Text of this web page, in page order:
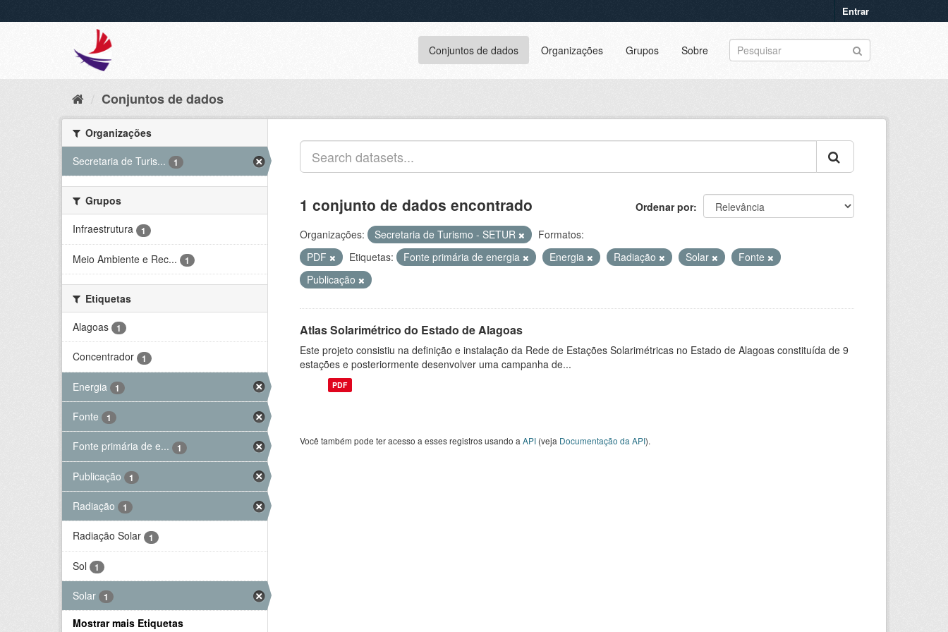
Entrar
Conjuntos de dados Organizações Grupos Sobre
Conjuntos de dados
Organizações
Secretaria de Turis...
1
Grupos
Infraestrutura
1
Meio Ambiente e Rec... 1
Etiquetas
Alagoas
1
Concentrador 1
Energia 1
Fonte 1
Fonte primária de e... 1
Publicação 1
Radiação 1
Radiação Solar 1
Sol 1
Solar 1
Mostrar mais Etiquetas
Ordenar por
1 conjunto de dados encontrado
Organizações: Secretaria de Turismo - SETUR
Formatos:
PDF
Etiquetas: Fonte primária de energia Energia Radiação Solar
Fonte
Publicação
Atlas Solarimétrico do Estado de Alagoas
Este projeto consistiu na definição e instalação da Rede de Estações Solarimétricas no Estado de Alagoas constituída de 9
estações e posteriormente desenvolver uma campanha de...
PDF
Você também pode ter acesso a esses registros usando a API (veja Documentação da API).